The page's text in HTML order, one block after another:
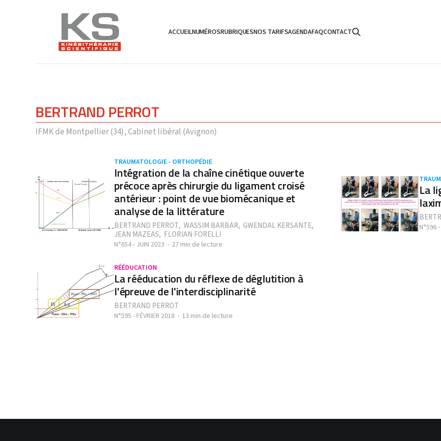
ACCUEILNUMÉROSRUBRIQUESNOS TARIFSAGENDAFAQCONTACT
BERTRAND PERROT
IFMK de Montpellier (34), Cabinet libéral (Avignon)
TRAUMATOLOGIE - ORTHOPÉDIE
Intégration de la chaîne cinétique ouverte
précoce après chirurgie du ligament croisé
antérieur : point de vue biomécanique et
analyse de la littérature
BERTRAND PERROT, WASSIM BARBAR, GWENDAL KERSANTE,
JEAN MAZEAS, FLORIAN FORELLI
N°654 - JUIN 2023 27 min de lecture
La
N°596
RÉÉDUCATION
La rééducation du réflexe de déglutition à
l'épreuve de l'interdisciplinarité
BERTRAND PERROT
N°595 - FÉVRIER 2018 13 min de lecture